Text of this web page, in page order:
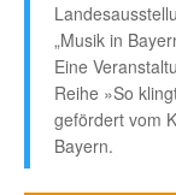
„Musik in
Eine
Reihe »So
gefördert vom
Bayern.